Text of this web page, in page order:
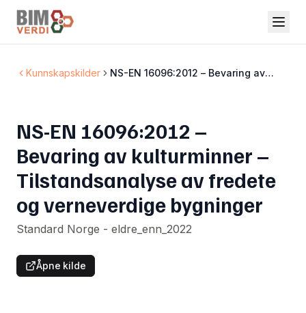
Kunnskapskilder
NS-EN 16096:2012 – Bevaring av
NS-EN 16096:2012 –
Bevaring av kulturminner –
Tilstandsanalyse av fredete
og verneverdige bygninger
Standard Norge - eldre_enn_2022
Åpne kilde